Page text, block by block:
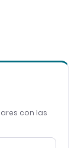
con las